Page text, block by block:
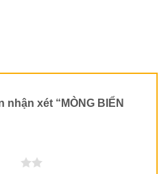
nhận xét “MÒNG BIỂN